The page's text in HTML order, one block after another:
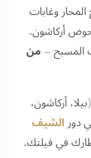
المحار وغابات
حوض أركاشون.
المسبح —من
أركاشون،
دورالشيف
في فيلتك.